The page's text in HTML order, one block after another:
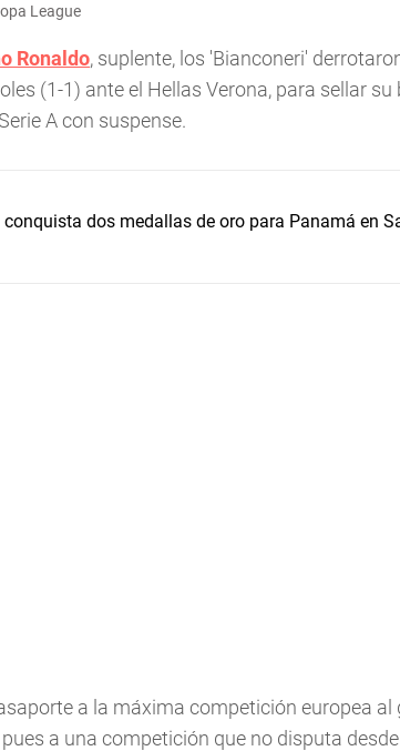
League
Ronaldo, suplente, los 'Bianconeri'
(1-1) ante el Hellas Verona, para sellar
A con suspense.
dos medallas de oro para Panamá en
a la máxima competición europea al
a una competición que no disputa